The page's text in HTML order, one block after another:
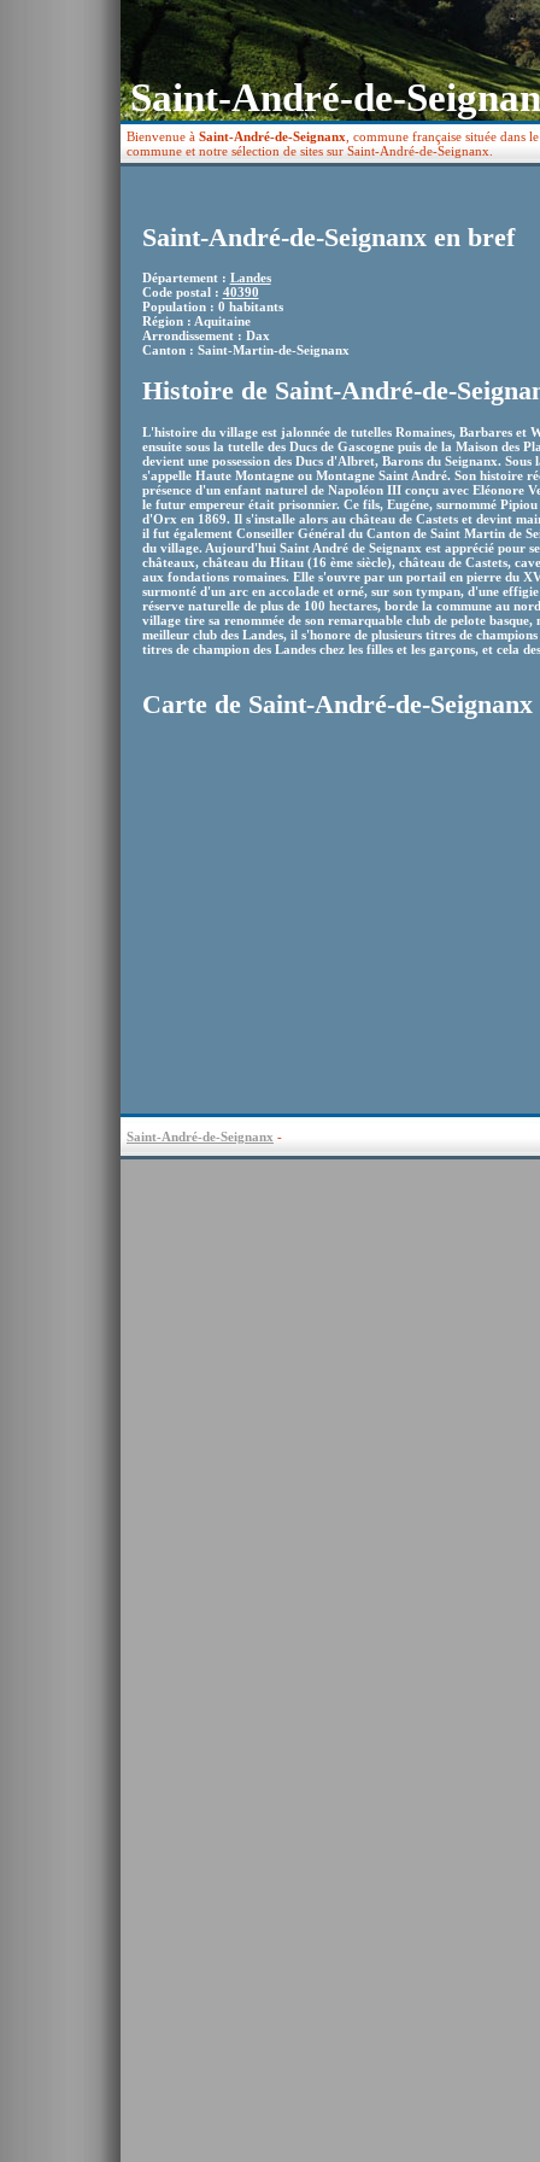
Saint-André-de-
Bienvenue à Saint-André-de-Seignanx , commune française située
commune et notre sélection de sites sur Saint-André-de-Seignanx.
Saint-André-de-Seignanx en bref
Département : Landes
Code postal : 40390
Population : 0 habitants
Région : Aquitaine
Arrondissement : Dax
Canton : Saint-Martin-de-Seignanx
Histoire de Saint-André-de-
L'histoire du village est jalonnée de tutelles Romaines, Barbares et
ensuite sous la tutelle des Ducs de Gascogne puis de la Maison des
devient une possession des Ducs d'Albret, Barons du Seignanx.
s'appelle Haute Montagne ou Montagne Saint André. Son histoire
présence d'un enfant naturel de Napoléon III conçu avec Eléonore
le futur empereur était prisonnier. Ce fils, Eugéne, surnommé
d'Orx en 1869. Il s'installe alors au château de Castets et devint
il fut également Conseiller Général du Canton de Saint Martin de
du village. Aujourd'hui Saint André de Seignanx est apprécié pour
châteaux, château du Hitau (16 ème siècle), château de Castets,
aux fondations romaines. Elle s'ouvre par un portail en pierre du
surmonté d'un arc en accolade et orné, sur son tympan, d'une
réserve naturelle de plus de 100 hectares, borde la commune au
village tire sa renommée de son remarquable club de pelote basque,
meilleur club des Landes, il s'honore de plusieurs titres de
titres de champion des Landes chez les filles et les garçons, et cela
Carte de Saint-André-de-Seignanx
Saint-André-de-Seignanx -